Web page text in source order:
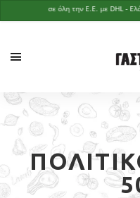
σε όλη την Ε.Ε. με DHL -